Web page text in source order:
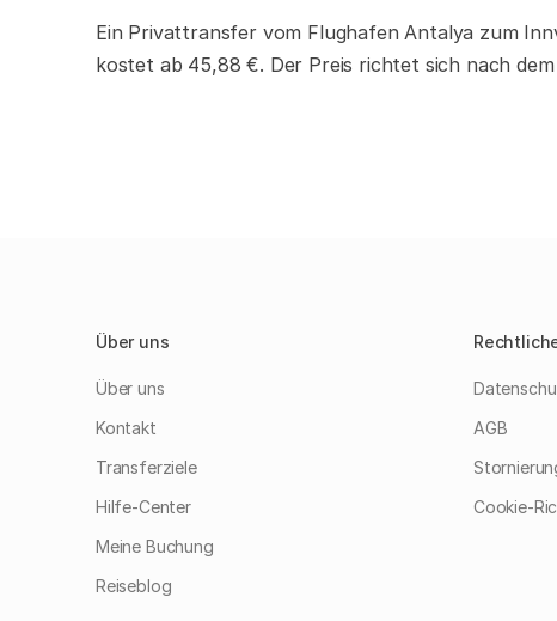
Ein Privattransfer vom Flughafen Antalya zum
kostet ab 45,88 €. Der Preis richtet sich nach
Über uns
Über uns
Kontakt
Transferziele
Hilfe-Center
Meine Buchung
Reiseblog
AGB
Cookie-